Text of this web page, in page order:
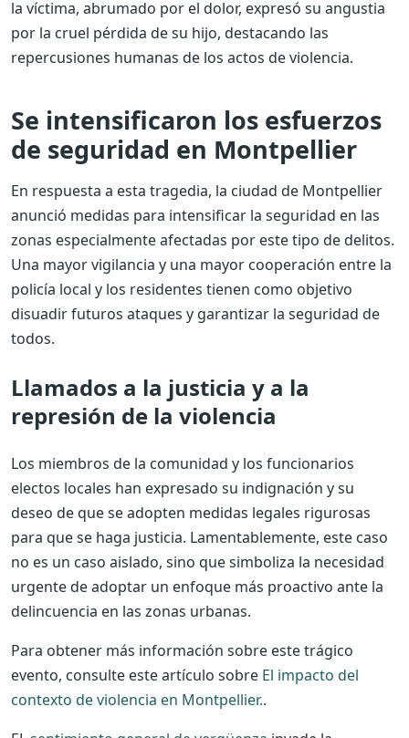
la víctima, abrumado por el dolor, expresó su angustia
por la cruel pérdida de su hijo, destacando las
repercusiones humanas de los actos de violencia.
Se intensificaron los esfuerzos
de seguridad en Montpellier
En respuesta a esta tragedia, la ciudad de Montpellier
anunció medidas para intensificar la seguridad en las
zonas especialmente afectadas por este tipo de delitos.
Una mayor vigilancia y una mayor cooperación entre la
policía local y los residentes tienen como objetivo
disuadir futuros ataques y garantizar la seguridad de
todos.
Llamados a la justicia y a la
represión de la violencia
Los miembros de la comunidad y los funcionarios
electos locales han expresado su indignación y su
deseo de que se adopten medidas legales rigurosas
para que se haga justicia. Lamentablemente, este caso
no es un caso aislado, sino que simboliza la necesidad
urgente de adoptar un enfoque más proactivo ante la
delincuencia en las zonas urbanas.
Para obtener más información sobre este trágico
evento, consulte este artículo sobre El impacto del
contexto de violencia en Montpellier..